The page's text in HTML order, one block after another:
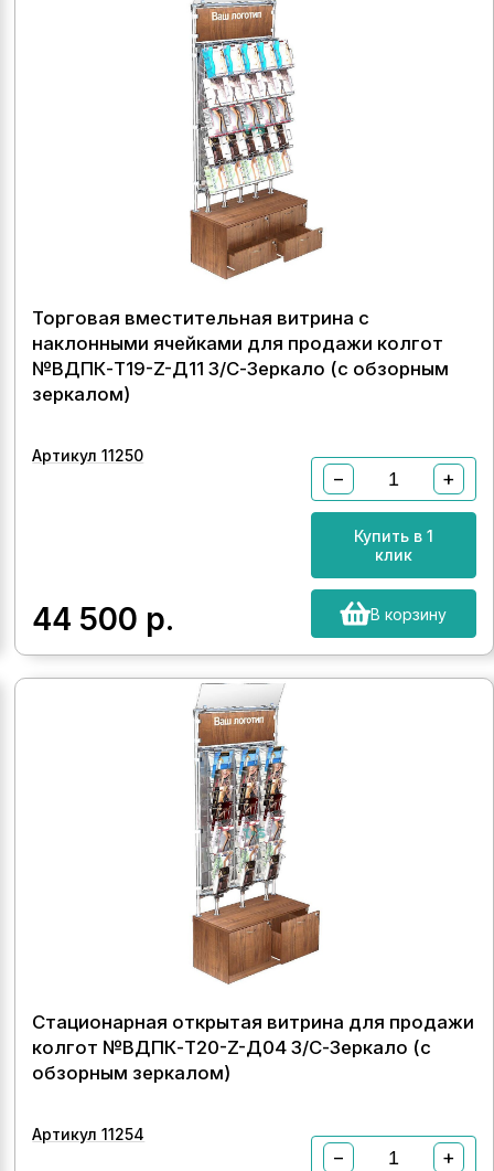
Торговая вместительная витрина с
наклонными ячейками для продажи колгот
№ВДПК-Т19-Z-Д11 З/С-Зеркало (с обзорным
зеркалом)
Артикул 11250
44 500 р.
− +
Купить в 1
клик
В корзину
Стационарная открытая витрина для продажи
колгот №ВДПК-Т20-Z-Д04 З/С-Зеркало (с
обзорным зеркалом)
Артикул 11254
− +